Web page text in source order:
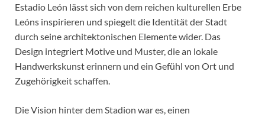
Estadio León lässt sich von dem reichen kulturellen Erbe
Leóns inspirieren und spiegelt die Identität der Stadt
durch seine architektonischen Elemente wider. Das
Design integriert Motive und Muster, die an lokale
Handwerkskunst erinnern und ein Gefühl von Ort und
Zugehörigkeit schaffen.
Die Vision hinter dem Stadion war es, einen